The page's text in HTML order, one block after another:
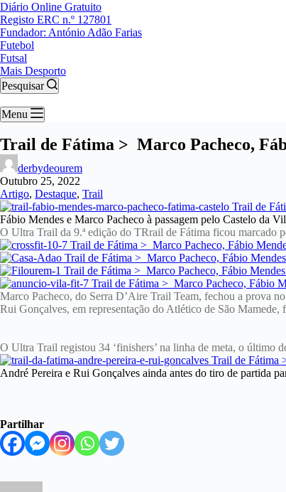
Diário Online Gratuito
Registo ERC n.º 127801
Fundador: António Adão Farias
Futebol
Futsal
Mais Desporto
Pesquisar
Menu
Trail de Fátima > Marco Pacheco,
derbydeourem
Outubro 25, 2022
Artigo, Destaque, Trail
Fábio Mendes e Marco Pacheco à passagem pelo Castelo da
O Ultra Trail da 9.ª edição do TRrail de Fátima ficou marcado
Marco Pacheco, do Serra D’Aire Trail Team, fechou a prova
Rui Gonçalves, em representação do Atlético de São Mamede,
O Ultra Trail registou 34 ‘finishers’ na linha de meta, o último
André Pereira e Rui Gonçalves ainda antes do tiro de partida
Partilhar